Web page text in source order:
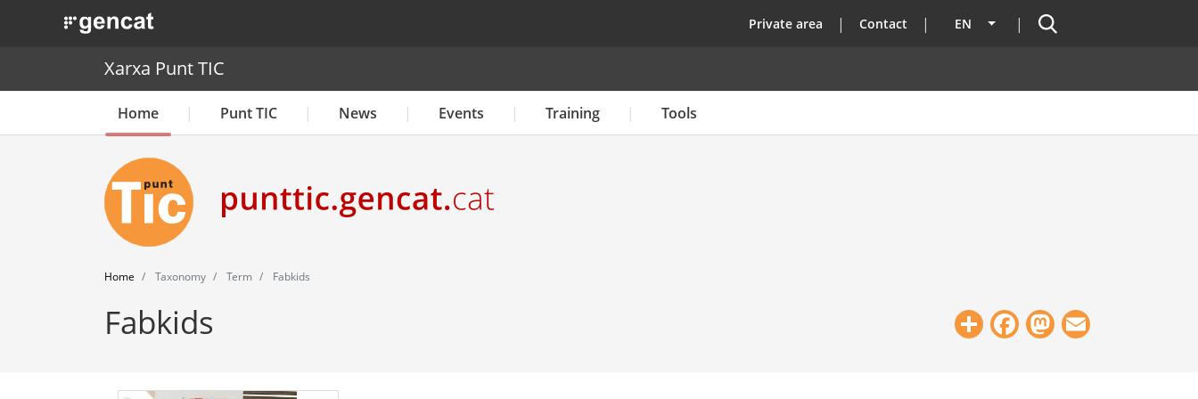
. Obre en una nova finestra. top
Private area Contact EN List additional actions
Search
Xarxa Punt TIC
Home Punt TIC News Events Training Tools
Home Taxonomy Term Fabkids
Fabkids ShareFacebook
Mastodon